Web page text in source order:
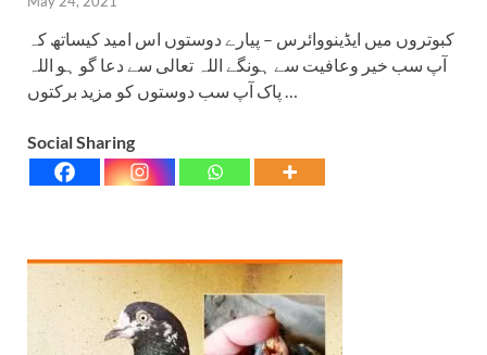
کبوتروں میں ایڈینووائرس – پیارے دوستوں اس امید کیساتھ کہ
آپ سب خیر وعافیت سے ہونگے اللہ تعالی سے دعا گو ہو اللہ
پاک آپ سب دوستوں کو مزید برکتوں …
Social Sharing